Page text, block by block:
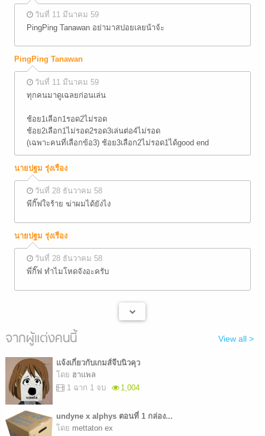
วันที่ 11 มีนาคม 59
PingPing Tanawan อย่ามาสปอยเลยน้าจ้ะ
PingPing Tanawan
วันที่ 11 มีนาคม 59
ทุกคนมาดูเฉลยก่อนเล่น
ช้อย1เลือก1รอด2ไม่รอด
ช้อย2เลือก1ไม่รอด2รอด3เล่นต่อ4ไม่รอด
(เฉพาะคนที่เลือกข้อ3) ช้อย3เลือก2ไม่รอด1ได้good end
นายปฐม รุ่งเรือง
วันที่ 28 ธันวาคม 58
พีกิ๊ฟใจร้าย ฆ่าผมได้ยังไง
นายปฐม รุ่งเรือง
วันที่ 28 ธันวาคม 58
พี่กิ๊ฟ ทำไมโหดจังอะครับ
จากผู้แต่งคนนี้ View all >
แจ้งเกี่ยวกับเกมส์จีบนิวคุว
โดย ฮาแพล
1 ฉาก 1 จบ
1,004
undyne x alphys ตอนที่ 1 กล่อง...
โดย mettaton ex